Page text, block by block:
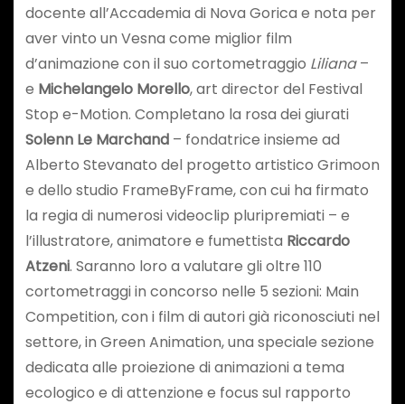
docente all’Accademia di Nova Gorica e nota per
aver vinto un Vesna come miglior film
d’animazione con il suo cortometraggio Liliana–
e Michelangelo Morello, art director del Festival
Stop e-Motion. Completano la rosa dei giurati
Solenn Le Marchand– fondatrice insieme ad
Alberto Stevanato del progetto artistico Grimoon
e dello studio FrameByFrame, con cui ha firmato
la regia di numerosi videoclip pluripremiati – e
l’illustratore, animatore e fumettista Riccardo
Atzeni. Saranno loro a valutare gli oltre 110
cortometraggi in concorso nelle 5 sezioni: Main
Competition, con i film di autori già riconosciuti nel
settore, in Green Animation, una speciale sezione
dedicata alle proiezione di animazioni a tema
ecologico e di attenzione e focus sul rapporto